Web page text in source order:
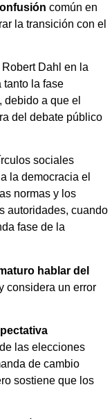
común en
la transición con el
Dahl en la
tanto la fase
debido a que el
del debate público
sociales
la democracia el
normas y los
autoridades, cuando
fase de la
hablar del
considera un error
las elecciones
de cambio
sostiene que los